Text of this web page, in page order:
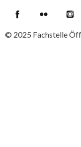
© 2025 Fachstelle